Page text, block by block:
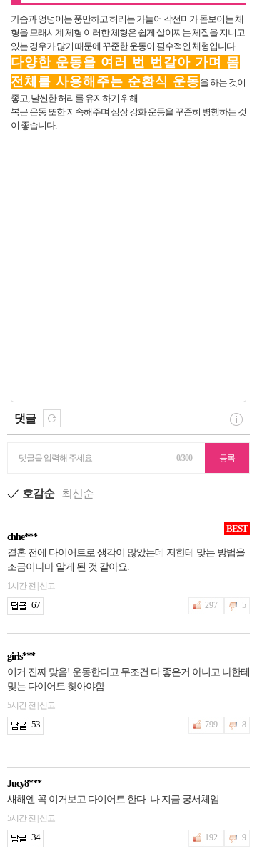
가슴과 엉덩이는 풍만하고 허리는 가늘어 각선미가 돋보이는 체
형을 모래시계 체형 이러한 체형은 쉽게 살이찌는 체질을 지니고
있는 경우가 많기 때문에 꾸준한 운동이 필수적인 체형입니다.
다양한 운동을 여러 번 번갈아 가며 몸
전체를 사용해주는 순환식 운동을 하는 것이
좋고, 날씬한 허리를 유지하기 위해
복근 운동 또한 지속해주며 심장 강화 운동을 꾸준히 병행하는 것
이 좋습니다.
댓글
댓글을 입력해 주세요 0/300 등록
호감순 최신순
BEST
chhe***
결혼 전에 다이어트로 생각이 많았는데 저한테 맞는 방법을
조금이나마 알게 된 것 같아요.
1시간 전 | 신고
67 297 5
girls***
이거 진짜 맞음! 운동한다고 무조건 다 좋은거 아니고 나한테
맞는 다이어트 찾아야함
5시간 전 | 신고
53 799 8
Jucy8***
새해엔 꼭 이거보고 다이어트 한다. 나 지금 궁서체임
5시간 전 | 신고
34 192 9